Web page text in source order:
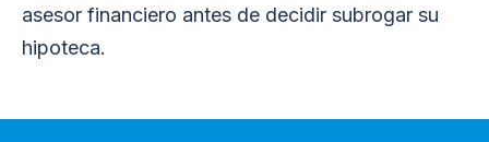
asesor financiero antes de decidir subrogar su
hipoteca.